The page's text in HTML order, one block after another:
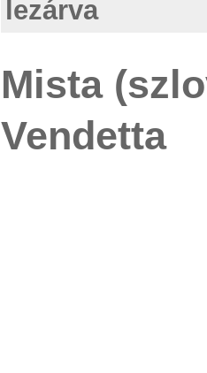
lezárva
Mista
Vendetta